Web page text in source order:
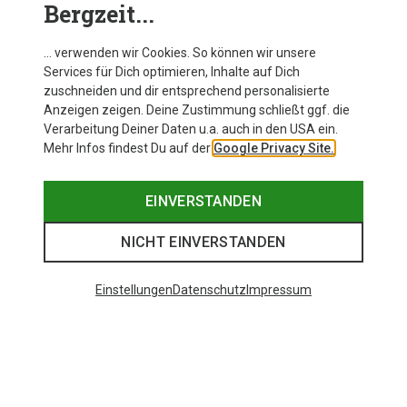
Bergzeit...
… verwenden wir Cookies. So können wir unsere
Services für Dich optimieren, Inhalte auf Dich
zuschneiden und dir entsprechend personalisierte
Anzeigen zeigen. Deine Zustimmung schließt ggf. die
Verarbeitung Deiner Daten u.a. auch in den USA ein.
Mehr Infos findest Du auf der Google Privacy Site.
EINVERSTANDEN
NICHT EINVERSTANDEN
EinstellungenDatenschutz Impressum